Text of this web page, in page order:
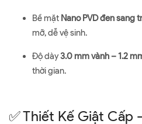
Bề mặt Nano PVD đen sang
mỡ, dễ vệ sinh.
Độ dày3.0 mm vành – 1.2
thời gian.
✅ Thiết Kế Giật Cấp